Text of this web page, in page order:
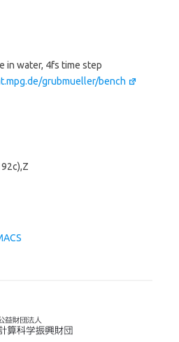
in water, 4fs time step
grubmueller/bench